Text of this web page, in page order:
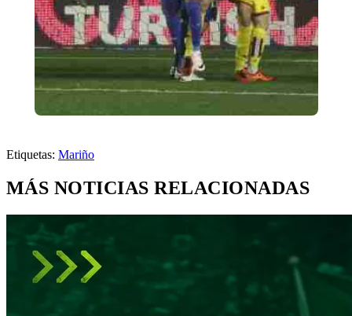
Etiquetas: Mariño
MÁS NOTICIAS RELACIONADAS